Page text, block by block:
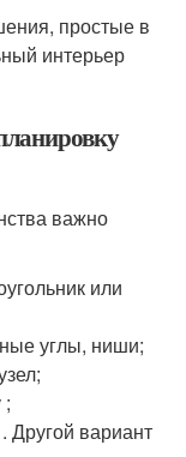
простые в
интерьер
важно
или
углы, ниши;
;
Другой вариант